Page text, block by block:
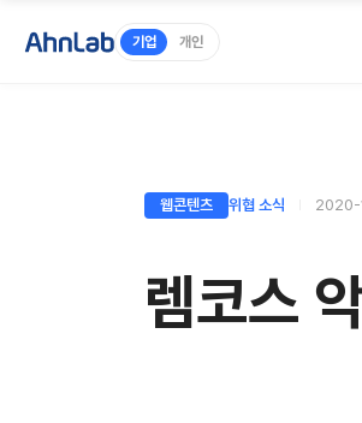
기업 개인
웹콘텐츠 위협 소식 2020-
렘코스